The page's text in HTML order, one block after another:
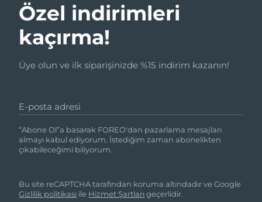
Özel indirimleri
kaçırma!
Üye olun ve ilk siparişinizde %15 indirim kazanın!
E-posta adresi
“Abone Ol”a basarak FOREO'dan pazarlama mesajları
almayı kabul ediyorum. İstediğim zaman abonelikten
çıkabileceğimi biliyorum.
Bu site reCAPTCHA tarafından koruma altındadır ve Google
Gizlilik politikası ile Hizmet Şartlarıgeçerlidir.